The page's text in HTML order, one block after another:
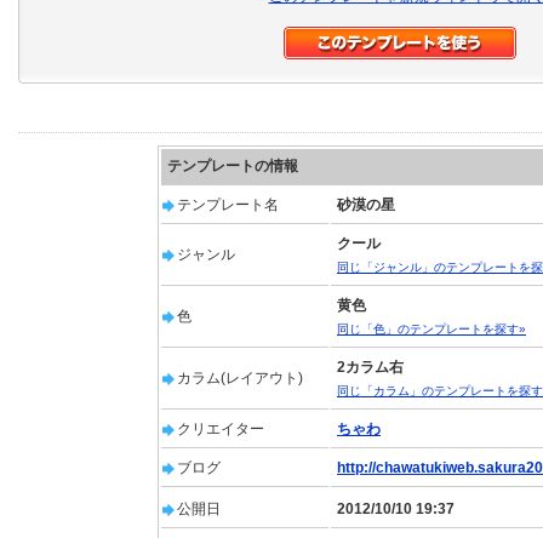
テンプレートの情報
テンプレート名 砂漠の星
ジャンル
クール
同じ「ジャンル」のテンプレートを
色
黄色
同じ「色」のテンプレートを探す»
カラム(レイアウト)
2カラム右
同じ「カラム」のテンプレートを探
クリエイター ちゃわ
ブログ http://
公開日 2012/10/10 19:37